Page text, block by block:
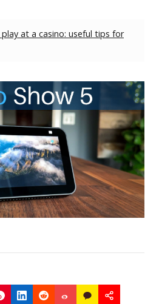
at a casino: useful tips for